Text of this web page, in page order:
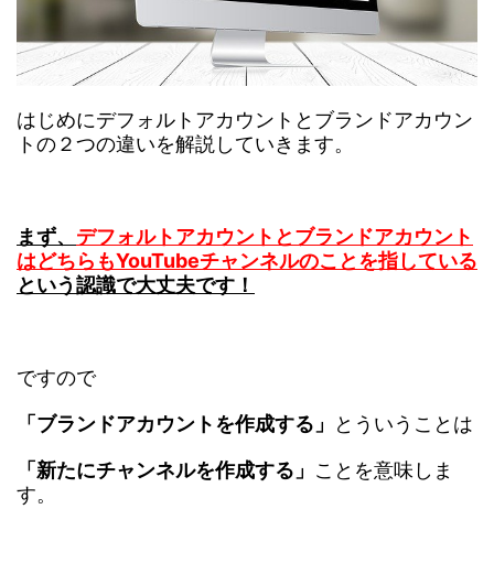
はじめにデフォルトアカウントとブランドアカウン
トの２つの違いを解説していきます。
まず、 デフォルトアカウントとブランドアカウント
はどちらもYouTubeチャンネルのことを指している
という認識で大丈夫です！
ですので
「ブランドアカウントを作成する」
とういうことは
「新たにチャンネルを作成する」 ことを意味しま
す。